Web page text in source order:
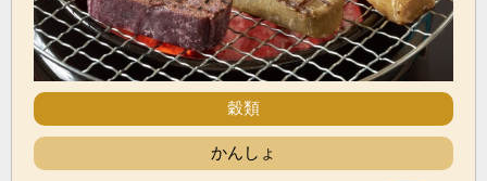
穀類
かんしょ